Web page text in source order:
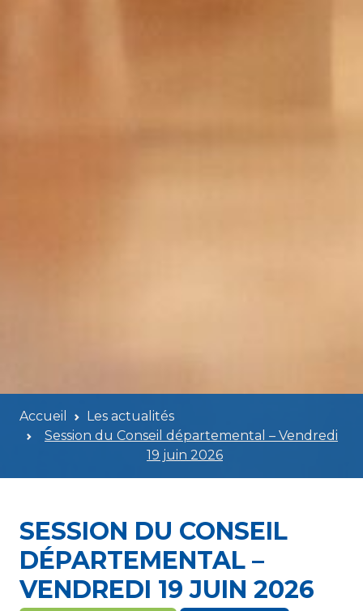
Accueil
Les actualités
Session du Conseil départemental – Vendredi
19 juin 2026
SESSION DU CONSEIL
DÉPARTEMENTAL –
VENDREDI 19 JUIN 2026